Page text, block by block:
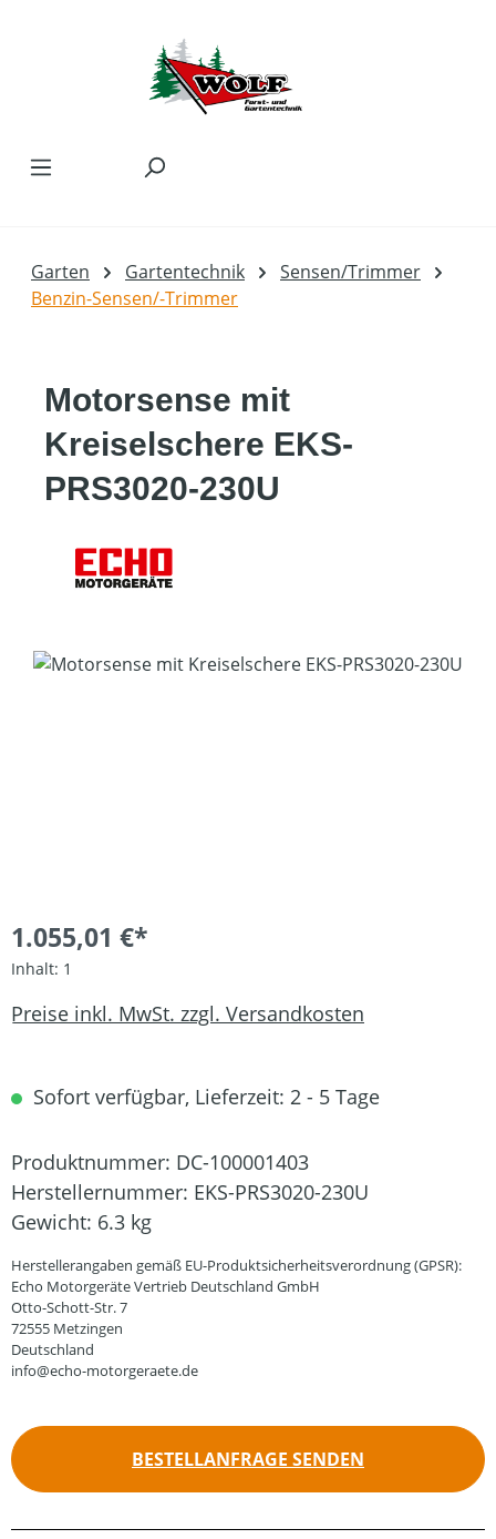
Garten Gartentechnik
Sensen/Trimmer
Benzin-Sensen/-Trimmer
Motorsense mit
Kreiselschere EKS-
PRS3020-230U
Bildergalerie überspringen
1.055,01 €*
Inhalt: 1
Preise inkl. MwSt. zzgl. Versandkosten
Sofort verfügbar, Lieferzeit: 2 - 5 Tage
Produktnummer: DC-100001403
Herstellernummer: EKS-PRS3020-230U
Gewicht: 6.3 kg
Herstellerangaben gemäß EU-Produktsicherheitsverordnung (GPSR):
Echo Motorgeräte Vertrieb Deutschland GmbH
Otto-Schott-Str. 7
72555 Metzingen
Deutschland
info@echo-motorgeraete.de
BESTELLANFRAGE SENDEN